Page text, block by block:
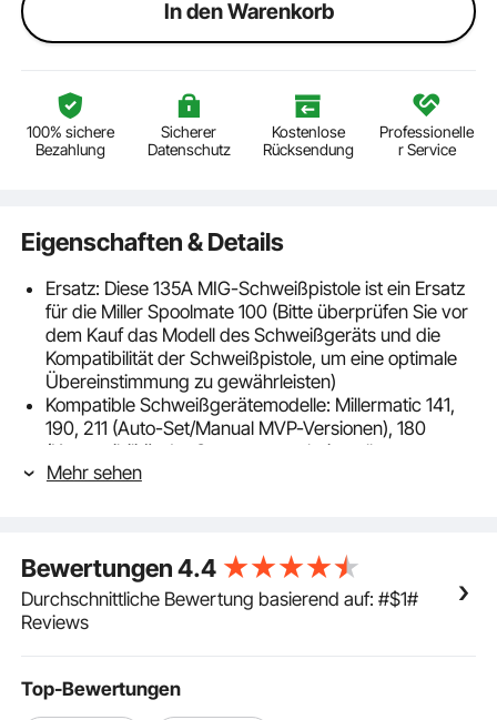
ln den Warenkorb
100% sichere
Bezahlung
Sicherer
Datenschutz
Kostenlose
Rücksendung
Professionelle
r Service
Eigenschaften & Details
Ersatz: Diese 135A MIG-Schweißpistole ist ein Ersatz
für die Miller Spoolmate 100 (Bitte überprüfen Sie vor
dem Kauf das Modell des Schweißgeräts und die
Kompatibilität der Schweißpistole, um eine optimale
Übereinstimmung zu gewährleisten)
Kompatible Schweißgerätemodelle: Millermatic 141,
190, 211 (Auto-Set/Manual MVP-Versionen), 180
(Kompatibilität der Steuerungsschnittstelle muss
bestätigt werden), 140 (ab #LH210051N), Multimatic
Gleichmäßiger und stabiler Drahtvorschub:
Ausgestattet mit einer 0,8–0,9 mm glatten Doppel-V-
Nut-Antriebsrolle für einen gleichmäßigen und
reibungslosen Drahtvorschub. Der ergonomische
verbesserte Kontrolle und einen stabilen Betrieb
Optimierte Schweißleistung: Ausgestattet mit einem
Mehr sehen
Bewertungen4.4
Durchschnittliche Bewertung basierend auf: #$1#
Reviews
Top-Bewertungen